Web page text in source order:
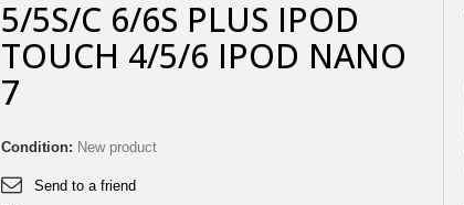
5/5S/C 6/6S PLUS IPOD
TOUCH 4/5/6 IPOD NANO
7
Condition: New product
Send to a friend